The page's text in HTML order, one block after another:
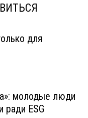
для
молодые люди
ради ESG